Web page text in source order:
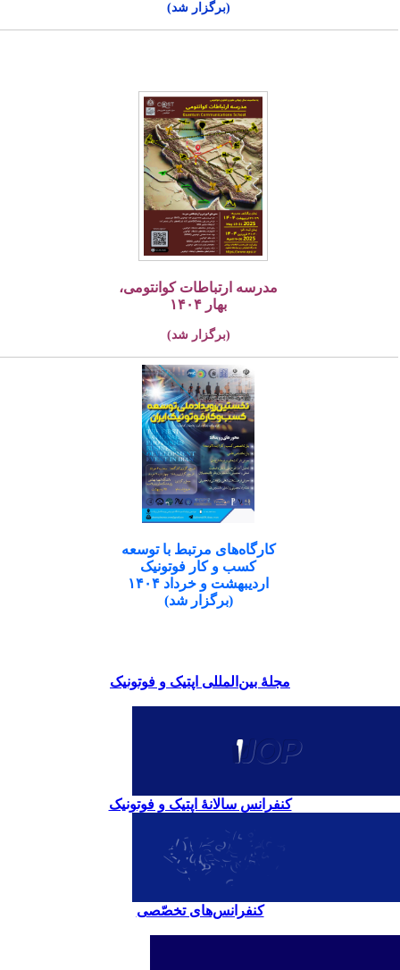
(برگزار شد)
مدرسه ارتباطات کوانتومی،
بهار ۱۴۰۴
(برگزار شد)
کارگاه‌های مرتبط با توسعه
کسب و کار فوتونیک
اردیبهشت و خرداد ۱۴۰۴
(برگزار شد)
مجلۀ بین‌المللی اپتیک و فوتونیک
کنفرانس سالانۀ اپتیک و فوتونیک
کنفرانس‌های تخصّصی